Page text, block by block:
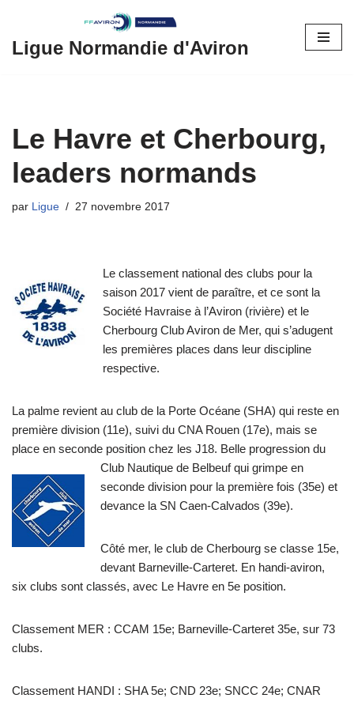
Aller
Ligue Normandie d'Aviron
Le Havre et Cherbourg,
leaders normands
par Ligue 27 novembre 2017
Le classement national des clubs pour la
saison 2017 vient de paraître, et ce sont la
Société Havraise à l’Aviron (rivière) et le
Cherbourg Club Aviron de Mer, qui s’adugent
les premières places dans leur discipline
respective.
La palme revient au club de la Porte Océane (SHA) qui reste en
première division (11e), suivi du CNA Rouen (17e), mais se
place en seconde position chez les J18. Belle progression du
Club Nautique de Belbeuf qui grimpe en
seconde division pour la première fois (35e) et
devance la SN Caen-Calvados (39e).
Côté mer, le club de Cherbourg se classe 15e,
devant Barneville-Carteret. En handi-aviron,
six clubs sont classés, avec Le Havre en 5e position.
Classement MER : CCAM 15e; Barneville-Carteret 35e, sur 73
clubs.
Classement HANDI : SHA 5e; CND 23e; SNCC 24e; CNAR